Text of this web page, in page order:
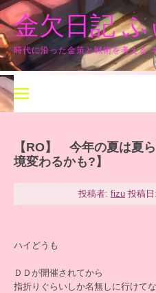
コ
ン
テ
ン
ツ
へ
ス
キ
ッ
金欠日記
時代に沿った金策と戦術を考える
【RO】 今年の夏は夏
境変わるかも?】
投稿者: fizu 投稿日:
ハイどうも
ＤＤが開催されてから
指折りぐらいしか名無しに行けて